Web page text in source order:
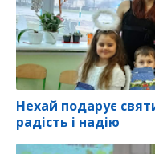
Нехай подарує
радість і надію